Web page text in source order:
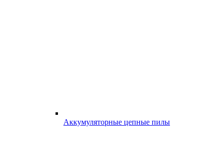
Аккумуляторные цепные пилы